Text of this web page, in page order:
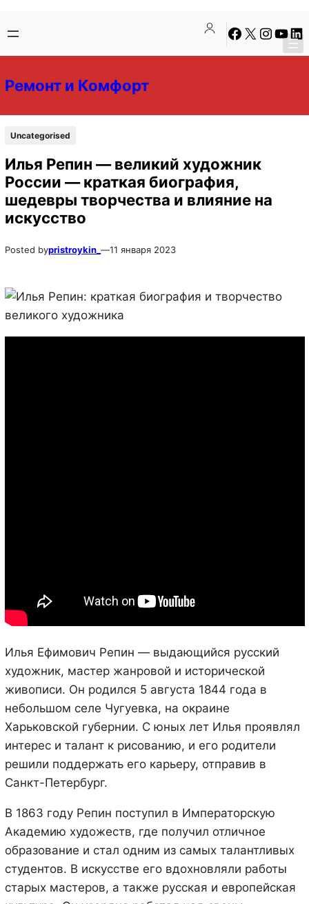
содержимому
содержимому
Facebook
X Instagram
Ремонт и Комфорт
Uncategorised
Илья Репин — великий художник
России — краткая биография,
шедевры творчества и влияние на
искусство
Posted bypristroykin_ —11 января 2023
Илья Ефимович Репин — выдающийся русский
художник, мастер жанровой и исторической
живописи. Он родился 5 августа 1844 года в
небольшом селе Чугуевка, на окраине
Харьковской губернии. С юных лет Илья проявлял
интерес и талант к рисованию, и его родители
решили поддержать его карьеру, отправив в
Санкт-Петербург.
В 1863 году Репин поступил в Императорскую
Академию художеств, где получил отличное
образование и стал одним из самых талантливых
студентов. В искусстве его вдохновляли работы
старых мастеров, а также русская и европейская